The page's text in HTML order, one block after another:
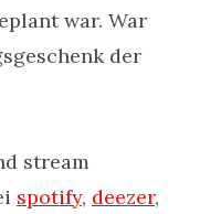
war. War
der
stream
spotify, deezer,